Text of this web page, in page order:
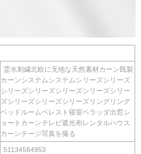
霊水刺繍北欧に无地な天然素材カーン既製
カーンシステムシステムシリーズシリーズ
シリーズシリーズシリーズシリーズシリー
ズシリーズシリーズシリーズリングリング
ベッドルームベレスト寝室ベラッダ出窓シ
ョートカーンテレビ遮光布レンタルハウス
カーンテージ写真を撮る
51134584953